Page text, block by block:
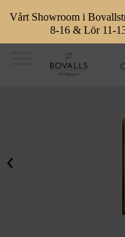
Vårt Showroom i
8-16 & Lör 11-